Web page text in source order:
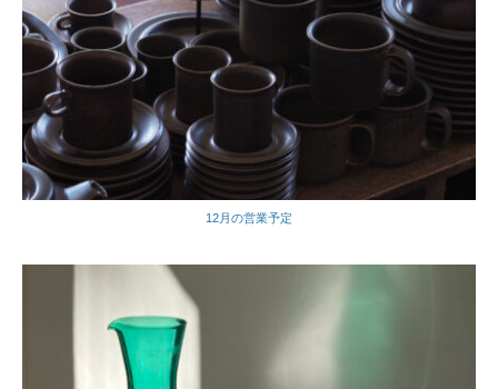
12月の営業予定